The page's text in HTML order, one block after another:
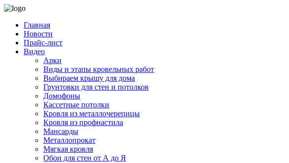
Главная
Новости
Прайс-лист
Видео
Арки
Виды и этапы кровельных работ
Выбираем крышу для дома
Грунтовки для стен и потолков
Домофоны
Кассетные потолки
Кровля из металлочерепицы
Кровля из профнастила
Мансарды
Металлопрокат
Мягкая кровля
Обои для стен от А до Я